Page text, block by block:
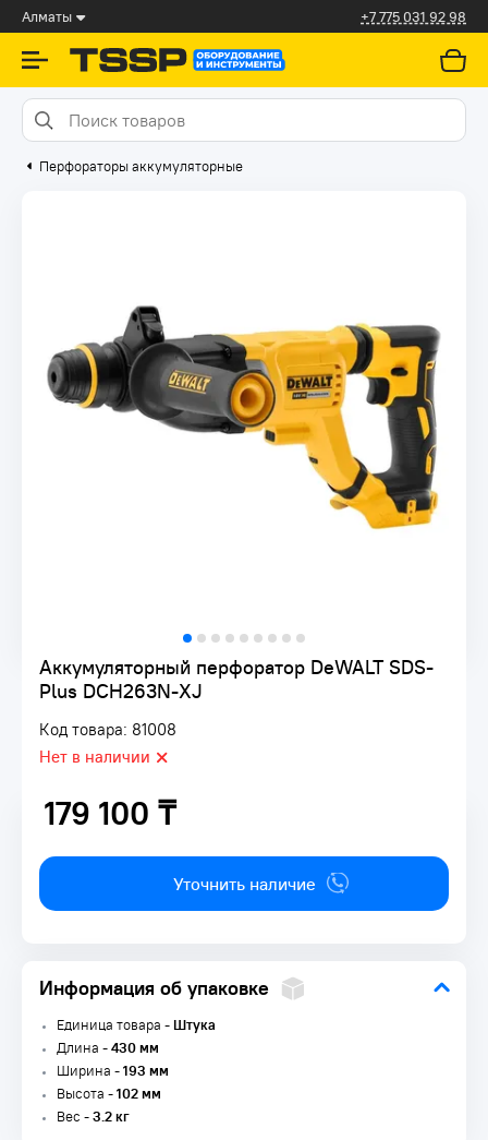
Алматы +7 775 031 92 98
Перфораторы аккумуляторные
Аккумуляторный перфоратор DeWALT SDS-
Plus DCH263N-XJ
Код товара: 81008
Нет в наличии
179 100 ₸
179 100 ₸
Уточнить наличие
Информация об упаковке
Единица товара -Штука
Длина -430 мм
Ширина -193 мм
Высота -102 мм
Вес -3.2 кг